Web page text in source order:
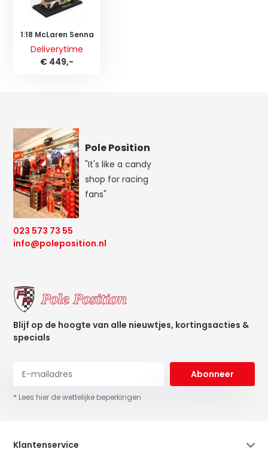
1:18 McLaren Senna
Deliverytime
€ 449,-
Pole Position
"It's like a candy
shop for racing
fans"
023 573 73 55
info@poleposition.nl
Blijf op de hoogte van alle nieuwtjes, kortingsacties &
specials
Abonneer
* Lees hier de wettelijke beperkingen
Klantenservice